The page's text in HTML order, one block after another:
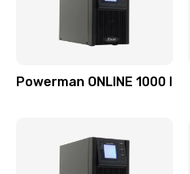
Powerman ONLINE 1000 I